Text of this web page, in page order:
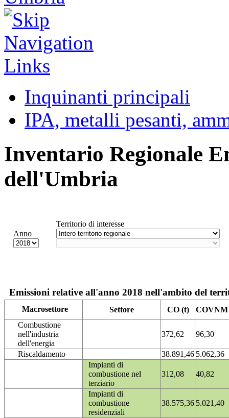
Inquinanti principali
IPA, metalli pesanti,
Inventario Regionale
dell'Umbria
Anno
Territorio di interesse
Emissioni relative all'anno 2018 nell'ambito del
Macrosettore Settore CO (t)
COVNM
Combustione
nell'industria
dell'energia
372,62 96,30
Riscaldamento 38.891,46 5.062,36
Impianti di
combustione nel
terziario
312,08 40,82
Impianti di
combustione
residenziali
38.575,36 5.021,40